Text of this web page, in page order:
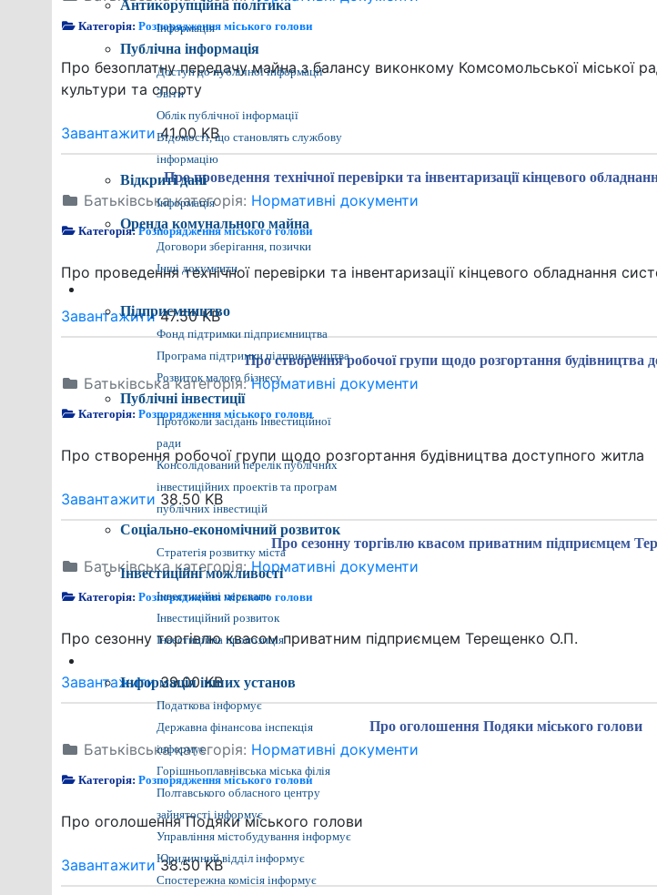
Антикорупційна політика
Інформація
Публічна інформація
Доступ до публічної інформації
Звіти
Облік публічної інформації
Відомості, що становлять службову
інформацію
Відкриті дані
Інформація
Оренда комунального майна
Договори зберігання, позички
Інші документи
Підприємництво
Фонд підтримки підприємництва
Програма підтримки підприємництва
Розвиток малого бізнесу
Публічні інвестиції
Протоколи засідань Інвестиційної
ради
Консолідований перелік публічних
інвестиційних проектів та програм
публічних інвестицій
Соціально-економічний розвиток
Стратегія розвитку міста
Інвестиційні можливості
Інвестиційні переваги
Інвестиційний розвиток
Інвестиційна пропозиція
Інформація інших установ
Податкова інформує
Державна фінансова інспекція
інформує
Горішньоплавнівська міська філія
Полтавського обласного центру
зайнятості інформує
Управління містобудування інформує
Юридичний відділ інформує
Спостережна комісія інформує
Категорія:Розпорядження міського голови
Про безоплатну передачу майна з балансу виконкому Комсомольської міської
культури та спорту
Завантажити41.00 KB
Про проведення технічної перевірки та інвентаризації кінцевого
Батьківська категорія: Нормативні документи
Категорія:Розпорядження міського голови
Про проведення технічної перевірки та інвентаризації кінцевого обладнання
Завантажити47.50 KB
Про створення робочої групи щодо розгортання будівництва
Батьківська категорія:Нормативні документи
Категорія:Розпорядження міського голови
Про створення робочої групи щодо розгортання будівництва доступного житла
Завантажити 38.50 KB
Про сезонну торгівлю квасом приватним підприємцем
Батьківська категорія:Нормативні документи
Категорія:Розпорядження міського голови
Про сезонну торгівлю квасом приватним підприємцем Терещенко О.П.
Завантажити39.00 KB
Про оголошення Подяки міського голови
Батьківська категорія: Нормативні документи
Категорія:Розпорядження міського голови
Про оголошення Подяки міського голови
Завантажити38.50 KB